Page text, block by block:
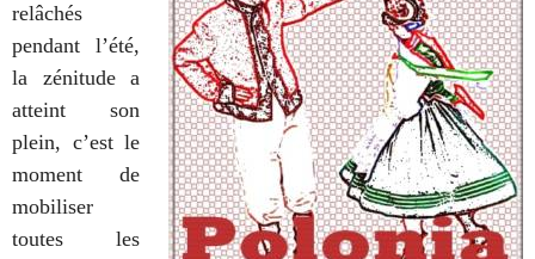
relâchés
pendant l’été,
la zénitude a
atteint son
plein, c’est le
moment de
mobiliser
toutes les